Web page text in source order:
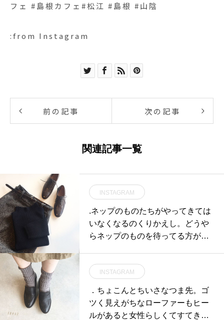
フェ #島根カフェ#松江 #島根 #山陰
:from Instagram
前の記事 次の記事
関連記事一覧
INSTAGRAM
.ネップのものたちがやってきては
いなくなるのくりかえし。どうや
らネップのものを待ってる方が多
たWOOL TWEEDTailored skirtサ
イズも揃って再入荷です。..HÅUS
のハウエルのインスタはこちらか
らどうぞ@haus_howell …#marga
INSTAGRAM
．ちょこんとちいさなつま先。ゴ
ツく見えがちなローファーもヒー
ルがあると女性らしくてすてきで